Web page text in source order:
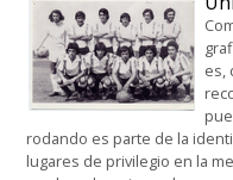
es,
rodando es parte de la
lugares de privilegio en la